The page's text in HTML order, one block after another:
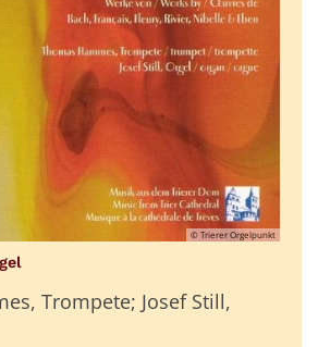
© Trierer Orgelpunkt
Trompete; Josef Still,